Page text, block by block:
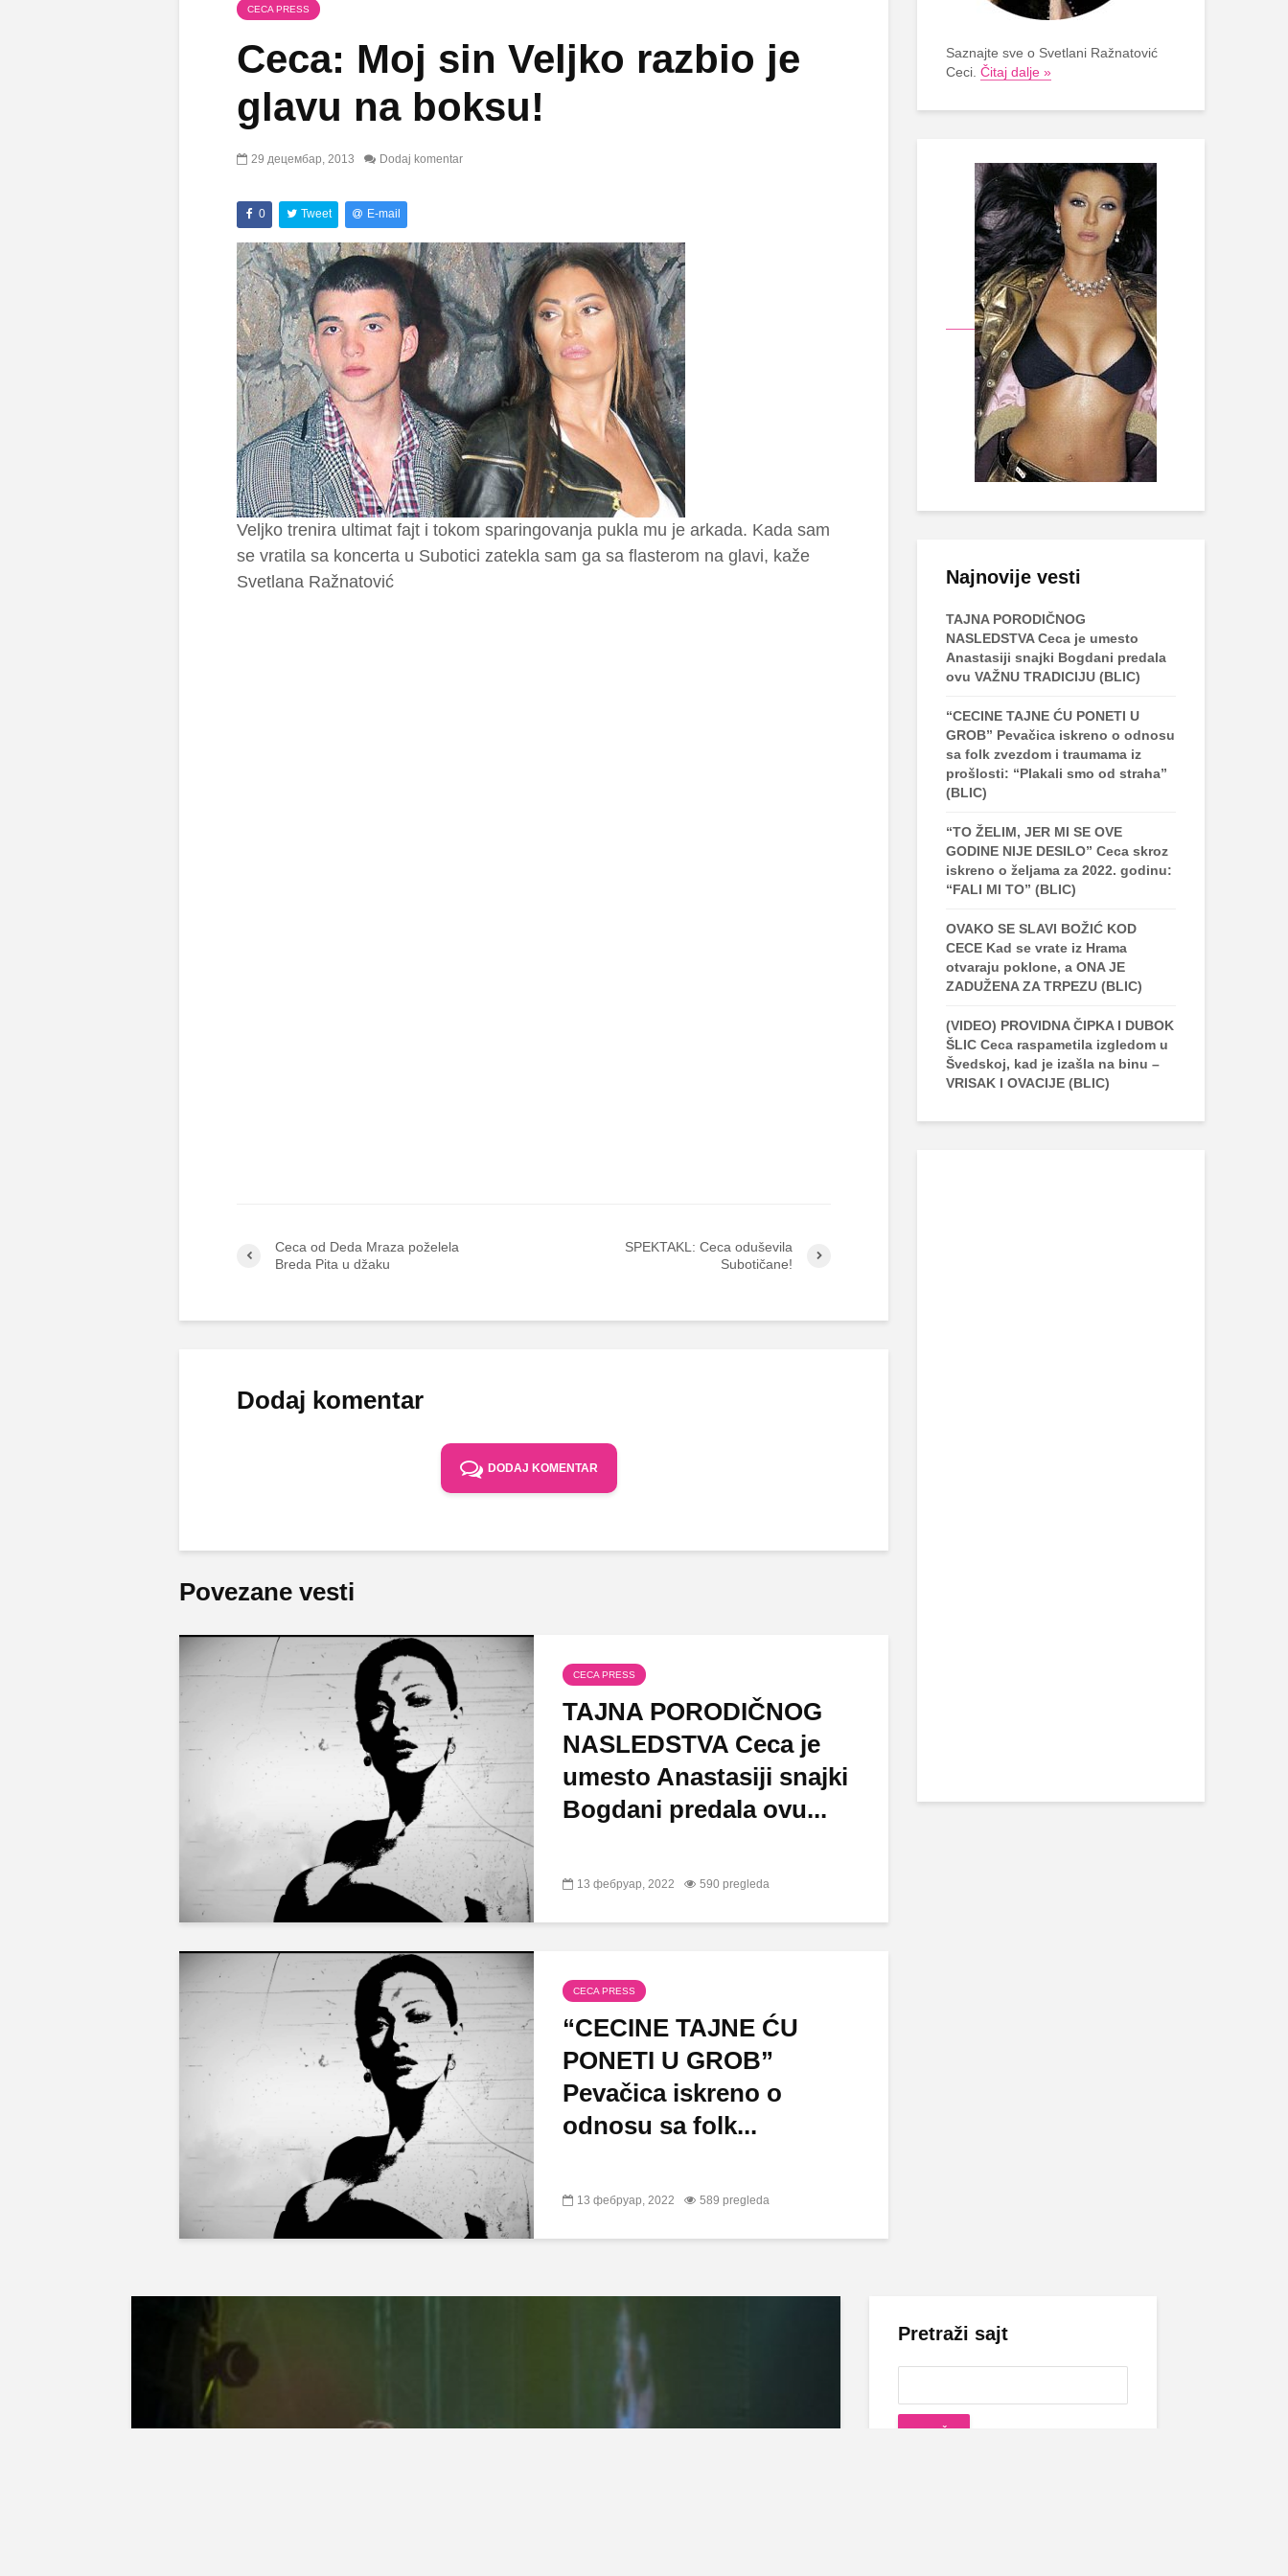
CECA PRESS
Ceca: Moj sin Veljko razbio je
glavu na boksu!
29 децембар, 2013 Dodaj komentar
0 Tweet E-mail
Veljko trenira ultimat fajt i tokom sparingovanja pukla mu je arkada. Kada sam
se vratila sa koncerta u Subotici zatekla sam ga sa flasterom na glavi, kaže
Svetlana Ražnatović
Ceca od Deda Mraza poželela
Breda Pita u džaku
SPEKTAKL: Ceca oduševila
Subotičane!
Dodaj komentar
DODAJ KOMENTAR
Povezane vesti
CECA PRESS
TAJNA PORODIČNOG
NASLEDSTVA Ceca je
umesto Anastasiji snajki
Bogdani predala ovu...
13 фебруар, 2022 590 pregleda
CECA PRESS
“CECINE TAJNE ĆU
PONETI U GROB”
Pevačica iskreno o
odnosu sa folk...
13 фебруар, 2022 589 pregleda
Saznajte sve o Svetlani Ražnatović
Ceci. Čitaj dalje »
Najnovije vesti
TAJNA PORODIČNOG
NASLEDSTVA Ceca je umesto
Anastasiji snajki Bogdani predala
ovu VAŽNU TRADICIJU (BLIC)
“CECINE TAJNE ĆU PONETI U
GROB” Pevačica iskreno o odnosu
sa folk zvezdom i traumama iz
prošlosti: “Plakali smo od straha”
(BLIC)
“TO ŽELIM, JER MI SE OVE
GODINE NIJE DESILO” Ceca skroz
iskreno o željama za 2022. godinu:
“FALI MI TO” (BLIC)
OVAKO SE SLAVI BOŽIĆ KOD
CECE Kad se vrate iz Hrama
otvaraju poklone, a ONA JE
ZADUŽENA ZA TRPEZU (BLIC)
(VIDEO) PROVIDNA ČIPKA I DUBOK
ŠLIC Ceca raspametila izgledom u
Švedskoj, kad je izašla na binu –
VRISAK I OVACIJE (BLIC)
Pretraži sajt